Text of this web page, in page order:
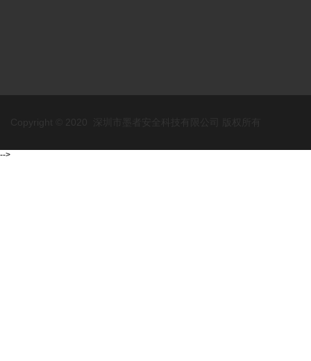
-->